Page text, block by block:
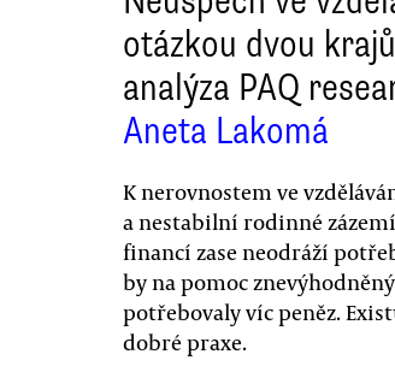
otázkou dvou
analýza PAQ
Aneta Lakomá
K nerovnostem ve
a nestabilní rodinné
financí zase neodráží
by na pomoc
potřebovaly víc peněz.
dobré praxe.